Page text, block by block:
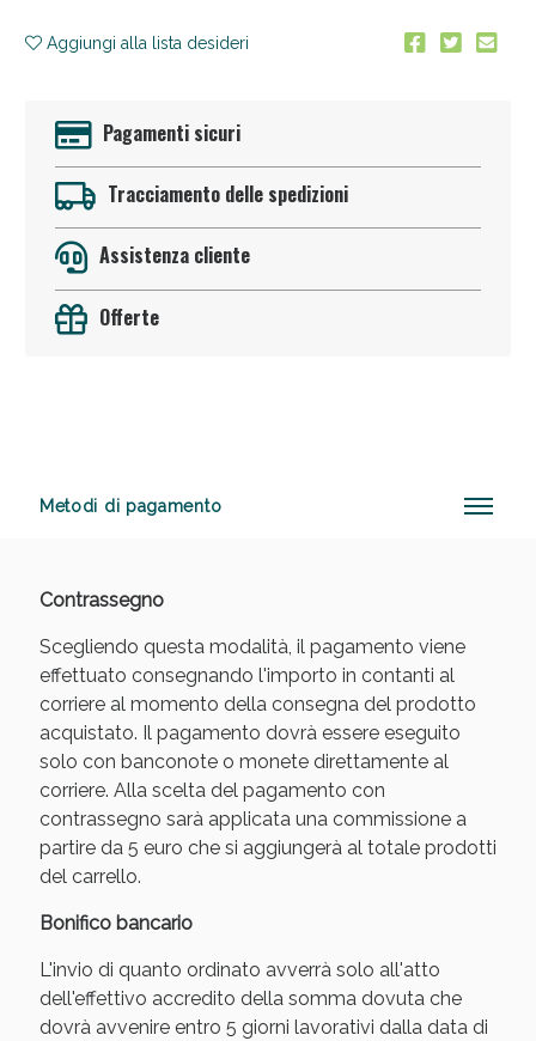
Aggiungi alla lista desideri
Pagamenti sicuri
Tracciamento delle spedizioni
Assistenza cliente
Offerte
Metodi di pagamento
Contrassegno
Scegliendo questa modalità, il pagamento viene
effettuato consegnando l'importo in contanti al
corriere al momento della consegna del prodotto
acquistato. Il pagamento dovrà essere eseguito
solo con banconote o monete direttamente al
corriere. Alla scelta del pagamento con
contrassegno sarà applicata una commissione a
partire da 5 euro che si aggiungerà al totale prodotti
del carrello.
Bonifico bancario
L'invio di quanto ordinato avverrà solo all'atto
dell'effettivo accredito della somma dovuta che
dovrà avvenire entro 5 giorni lavorativi dalla data di
Anticellulite e Fanghi: Sconto fino al 40% valido
Anticellulite e Fanghi: Sconto fino al 40% valido
oggi!